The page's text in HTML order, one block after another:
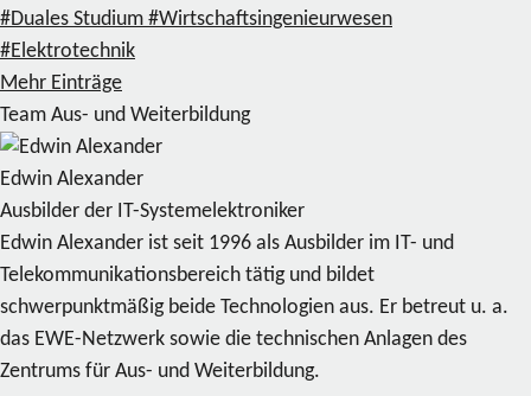
#Duales Studium #Wirtschaftsingenieurwesen
#Elektrotechnik
Mehr Einträge
Team Aus- und Weiterbildung
Edwin Alexander
Ausbilder der IT-Systemelektroniker
Edwin Alexander ist seit 1996 als Ausbilder im IT- und
Telekommunikationsbereich tätig und bildet
schwerpunktmäßig beide Technologien aus. Er betreut u. a.
das EWE-Netzwerk sowie die technischen Anlagen des
Zentrums für Aus- und Weiterbildung.